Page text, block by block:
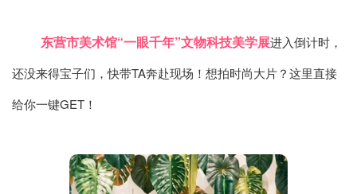
东营市美术馆“一眼千年”文物科技美学展进入倒计时，
还没来得宝子们，快带TA奔赴现场！想拍时尚大片？这里直接
给你一键GET！